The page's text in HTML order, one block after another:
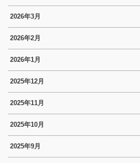
2026年3月
2026年2月
2026年1月
2025年12月
2025年11月
2025年10月
2025年9月